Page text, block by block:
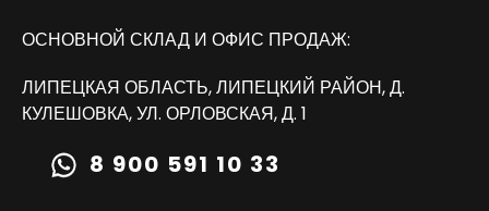
ОСНОВНОЙ СКЛАД И ОФИС ПРОДАЖ:
ЛИПЕЦКАЯ ОБЛАСТЬ, ЛИПЕЦКИЙ РАЙОН, Д.
КУЛЕШОВКА, УЛ. ОРЛОВСКАЯ, Д. 1
8 900 591 10 33